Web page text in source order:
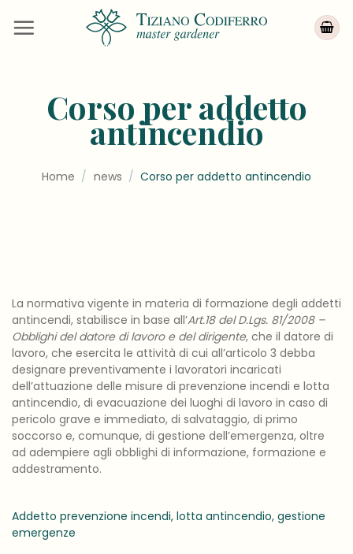
Corso per addetto
antincendio
Home / news / Corso per addetto antincendio
La normativa vigente in materia di formazione degli addetti
antincendi, stabilisce in base all’Art.18 del D.Lgs. 81/2008 –
Obblighi del datore di lavoro e del dirigente, che il datore di
lavoro, che esercita le attività di cui all’articolo 3 debba
designare preventivamente i lavoratori incaricati
dell’attuazione delle misure di prevenzione incendi e lotta
antincendio, di evacuazione dei luoghi di lavoro in caso di
pericolo grave e immediato, di salvataggio, di primo
soccorso e, comunque, di gestione dell’emergenza, oltre
ad adempiere agli obblighi di informazione, formazione e
addestramento.
Addetto prevenzione incendi, lotta antincendio, gestione
emergenze